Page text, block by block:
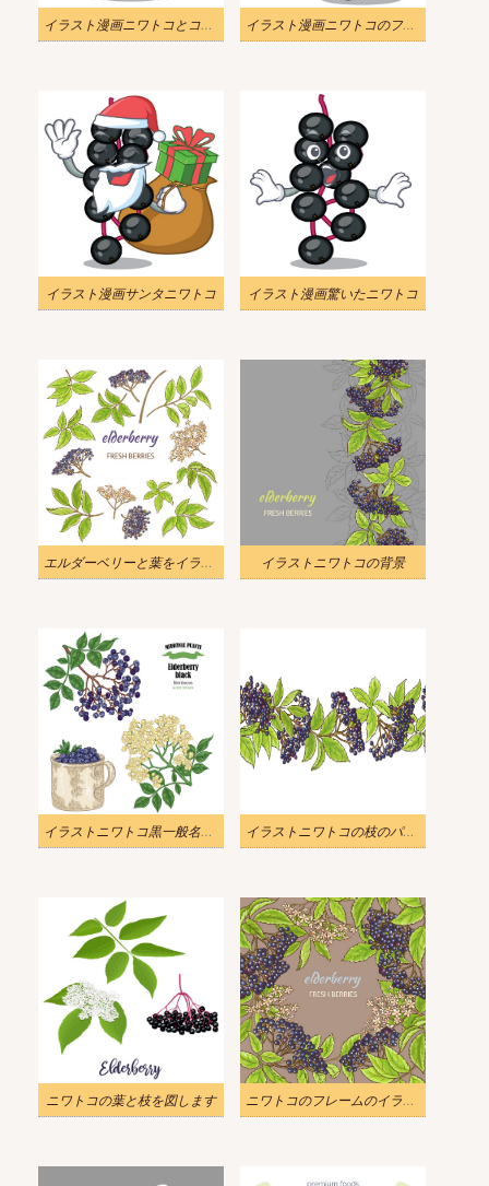
イラスト漫画ニワトコとコールミー信号 イラスト漫画ニワトコのフラグ
イラスト漫画サンタニワトコ イラスト漫画驚いたニワトコ
エルダーベリーと葉をイラストします イラストニワトコの背景
イラストニワトコ黒一般名ニワトコ手描き イラストニワトコの枝のパターン
ニワトコの葉と枝を図します ニワトコのフレームのイラスト